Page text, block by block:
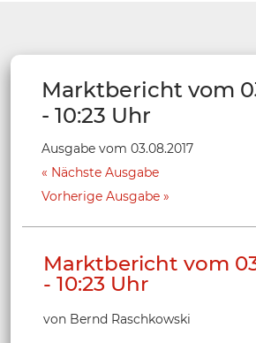
Marktbericht vom
- 10:23 Uhr
Ausgabe vom 03.08.2017
Nächste Ausgabe
Vorherige Ausgabe
Marktbericht vom
- 10:23 Uhr
von Bernd Raschkowski